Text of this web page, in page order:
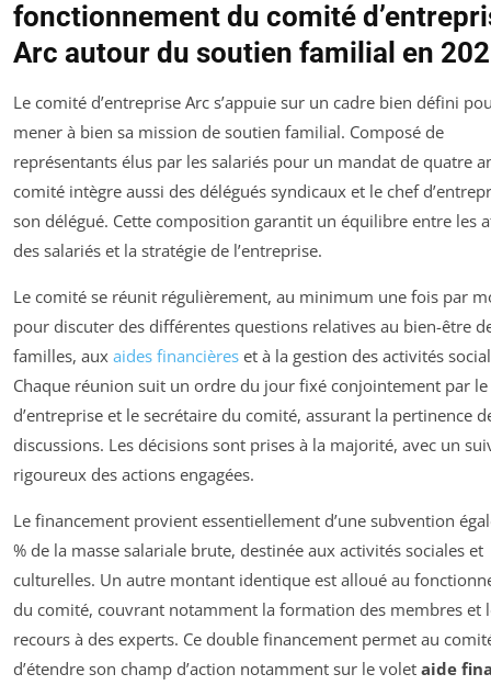
fonctionnement du comité
Arc autour du soutien familial en
Le comité d’entreprise Arc s’appuie sur un cadre bien défini
mener à bien sa mission de soutien familial. Composé de
représentants élus par les salariés pour un mandat de quatre
comité intègre aussi des délégués syndicaux et le chef
son délégué. Cette composition garantit un équilibre entre les
des salariés et la stratégie de l’entreprise.
Le comité se réunit régulièrement, au minimum une fois par
pour discuter des différentes questions relatives au bien-être
familles, aux aides financières et à la gestion des activités
Chaque réunion suit un ordre du jour fixé conjointement par le
d’entreprise et le secrétaire du comité, assurant la pertinence
discussions. Les décisions sont prises à la majorité, avec un
rigoureux des actions engagées.
Le financement provient essentiellement d’une subvention
% de la masse salariale brute, destinée aux activités sociales et
culturelles. Un autre montant identique est alloué au
du comité, couvrant notamment la formation des membres et
recours à des experts. Ce double financement permet au
d’étendre son champ d’action notamment sur le volet aide